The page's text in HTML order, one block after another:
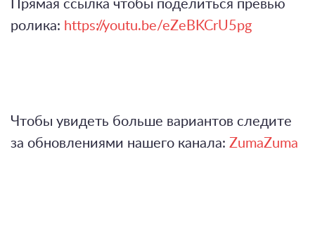
Прямая ссылка чтобы поделиться превью
ролика: https://youtu.be/eZeBKCrU5pg
Чтобы увидеть больше вариантов следите
за обновлениями нашего канала: ZumaZuma